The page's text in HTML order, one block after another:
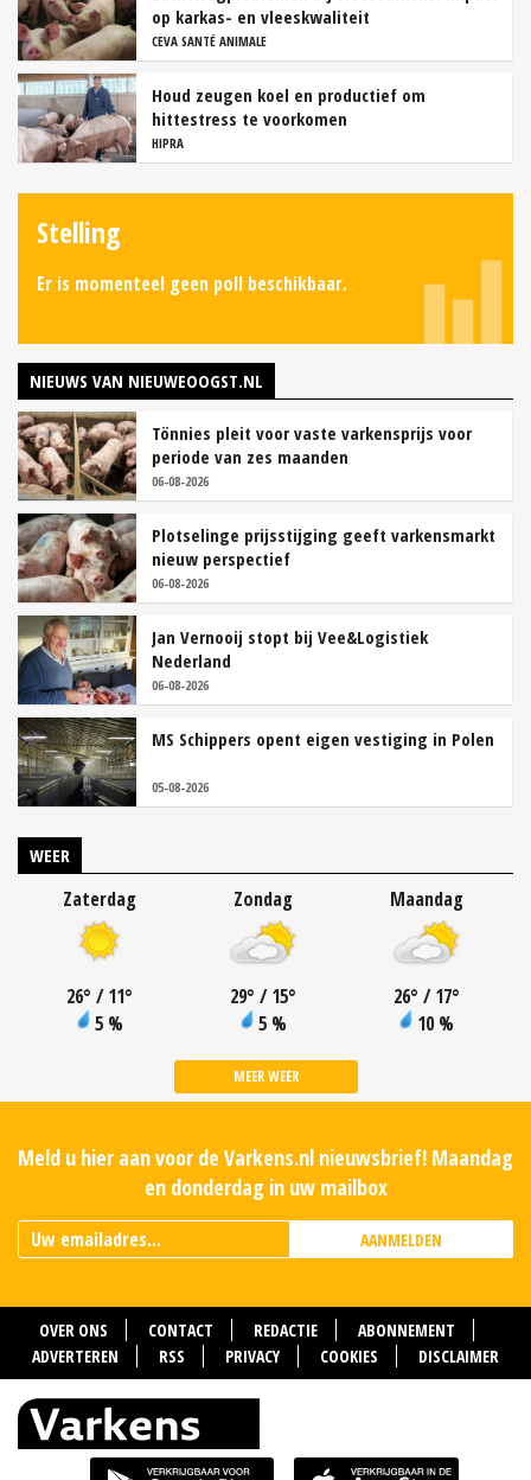
op karkas- en vleeskwaliteit
CEVA SANTÉ ANIMALE
Houd zeugen koel en productief om
hittestress te voorkomen
HIPRA
Stelling
Er is momenteel geen poll beschikbaar.
NIEUWS VAN NIEUWEOOGST.NL
Tönnies pleit voor vaste varkensprijs voor
periode van zes maanden
06-08-2026
Plotselinge prijsstijging geeft varkensmarkt
nieuw perspectief
06-08-2026
Jan Vernooij stopt bij Vee&Logistiek
Nederland
06-08-2026
MS Schippers opent eigen vestiging in Polen
05-08-2026
WEER
Zaterdag
26° / 11°
5 %
Zondag
29° / 15°
5 %
Maandag
26° / 17°
10 %
MEER WEER
Meld u hier aan voor de Varkens.nl nieuwsbrief! Maandag
en donderdag in uw mailbox
AANMELDEN
OVER ONS CONTACT REDACTIE
ABONNEMENT
ADVERTEREN
RSS PRIVACY COOKIES DISCLAIMER